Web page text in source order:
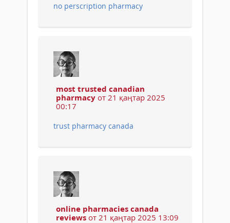
no perscription pharmacy
most trusted canadian
pharmacy от 21 қаңтар 2025
00:17
trust pharmacy canada
online pharmacies canada
reviews от 21 қаңтар 2025 13:09